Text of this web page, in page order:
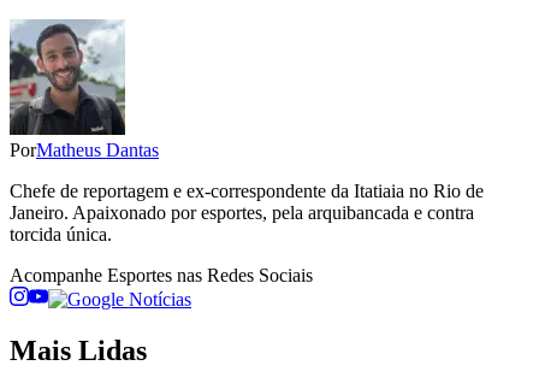
PorMatheus Dantas
Chefe de reportagem e ex-correspondente da Itatiaia no Rio de
Janeiro. Apaixonado por esportes, pela arquibancada e contra
torcida única.
Acompanhe Esportes nas Redes Sociais
Mais Lidas